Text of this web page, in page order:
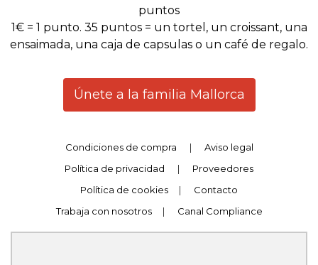
puntos
1€ = 1 punto. 35 puntos = un tortel, un croissant, una
ensaimada, una caja de capsulas o un café de regalo.
Únete a la familia Mallorca
Condiciones de compra |
Aviso legal
Política de privacidad
|
Proveedores
Política de cookies
|
Contacto
Trabaja con nosotros
| Canal Compliance